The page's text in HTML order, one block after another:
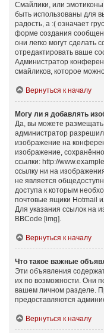
Смайлики, или
быть использованы для
радость, а :( означает
форме создания
они легко могут
отредактировать ваше
Администратор
смайликов, которое
Вернуться к началу
Могу ли я добавлять
Да, вы можете
администратор
изображение на
изображение,
ссылки: http://
ссылку ни на
не является
доступа к которым
почтовые ящики Hotmail
Для указания ссылок на
BBCode [img].
Вернуться к началу
Что такое важные
Эти объявления
их по возможности. Они
вашем личном разделе.
предоставляются
Вернуться к началу